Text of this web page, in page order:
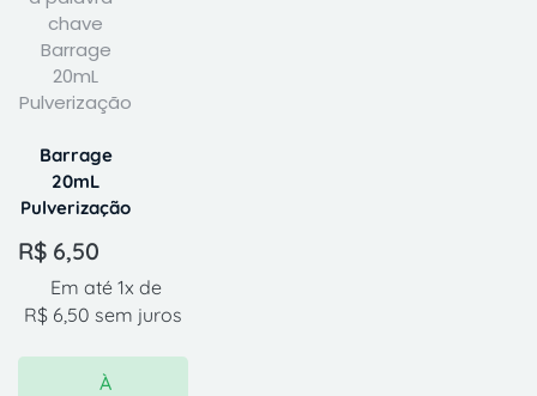
Barrage
20mL
Pulverização
R$ 6,50
Em até 1x de
R$ 6,50 sem juros
À